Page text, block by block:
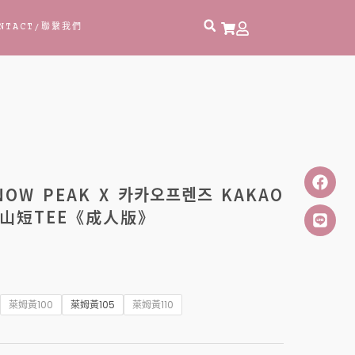
/聯繫我們
PEAK X 카카오프렌즈 KAKAO
短TEE《成人版》
萊姆黃100 萊姆黃105 萊姆黃110